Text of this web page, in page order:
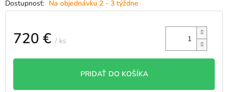
Na objednávku 2 - 3 týždne
720 € / ks
PRIDAŤ DO KOŠÍKA